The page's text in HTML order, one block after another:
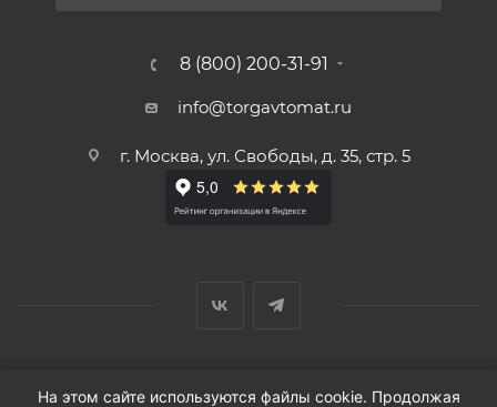
8 (800) 200-31-91
info@torgavtomat.ru
г. Москва, ул. Свободы, д. 35, стр. 5
© ООО «Вендорс», 1999-2026 г.
На этом сайте используются файлы cookie. Продолжая